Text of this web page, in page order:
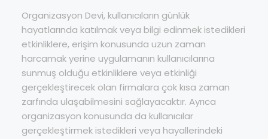
Organizasyon Devi, kullanıcıların günlük
hayatlarında katılmak veya bilgi edinmek istedikleri
etkinliklere, erişim konusunda uzun zaman
harcamak yerine uygulamanın kullanıcılarına
sunmuş olduğu etkinliklere veya etkinliği
gerçekleştirecek olan firmalara çok kısa zaman
zarfında ulaşabilmesini sağlayacaktır. Ayrıca
organizasyon konusunda da kullanıcılar
gerçekleştirmek istedikleri veya hayallerindeki